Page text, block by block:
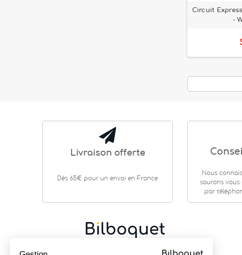
Circuit
-
Livraison offerte
Dès 65€ pour un envoi en France
Nous
saurons vous
par
Cadeaux de naissance Jouets en bois |Jeux de